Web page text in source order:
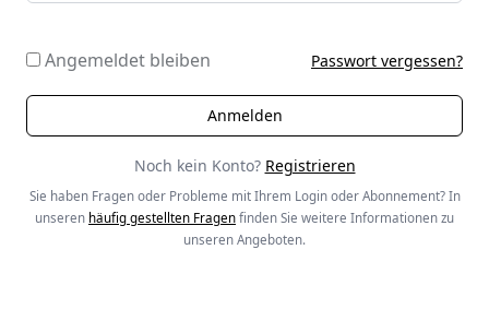
Angemeldet bleiben Passwort vergessen?
Noch kein Konto? Registrieren
Sie haben Fragen oder Probleme mit Ihrem Login oder Abonnement? In
unseren häufig gestellten Fragen finden Sie weitere Informationen zu
unseren Angeboten.